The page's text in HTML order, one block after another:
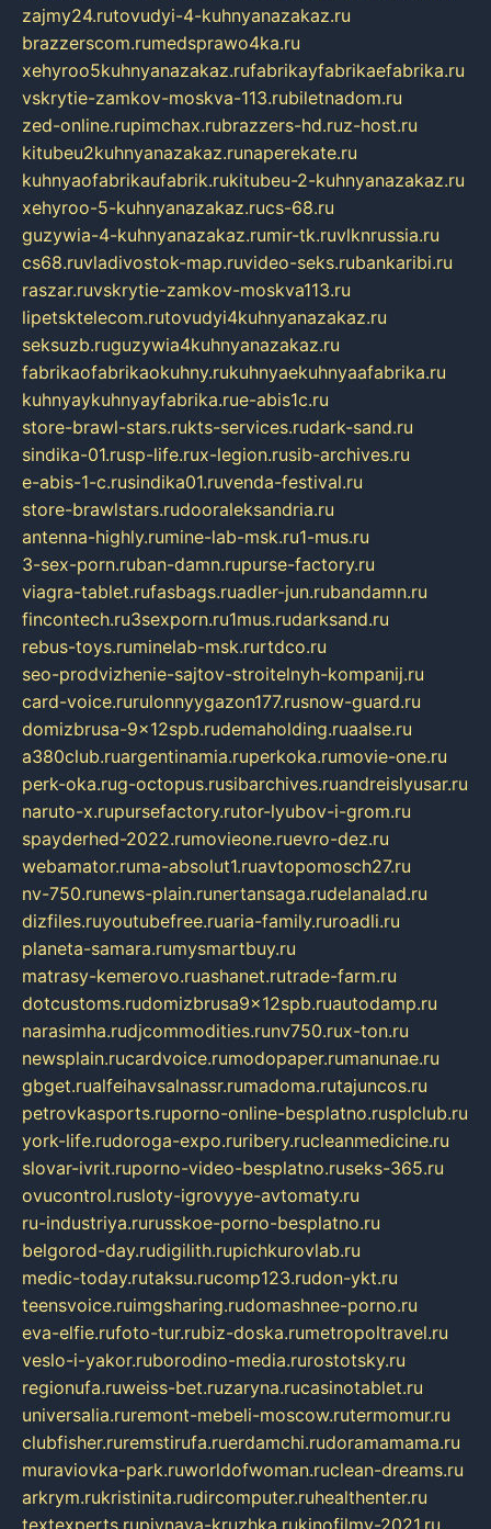
zajmy24.rutovudyi-4-kuhnyanazakaz.ru
brazzerscom.rumedsprawo4ka.ru
xehyroo5kuhnyanazakaz.rufabrikayfabrikaefabrika.ru
vskrytie-zamkov-moskva-113.rubiletnadom.ru
zed-online.rupimchax.rubrazzers-hd.ruz-host.ru
kitubeu2kuhnyanazakaz.runaperekate.ru
kuhnyaofabrikaufabrik.rukitubeu-2-kuhnyanazakaz.ru
xehyroo-5-kuhnyanazakaz.rucs-68.ru
guzywia-4-kuhnyanazakaz.rumir-tk.ruvlknrussia.ru
cs68.ruvladivostok-map.ruvideo-seks.rubankaribi.ru
raszar.ruvskrytie-zamkov-moskva113.ru
lipetsktelecom.rutovudyi4kuhnyanazakaz.ru
seksuzb.ruguzywia4kuhnyanazakaz.ru
fabrikaofabrikaokuhny.rukuhnyaekuhnyaafabrika.ru
kuhnyaykuhnyayfabrika.rue-abis1c.ru
store-brawl-stars.rukts-services.rudark-sand.ru
sindika-01.rusp-life.rux-legion.rusib-archives.ru
e-abis-1-c.rusindika01.ruvenda-festival.ru
store-brawlstars.rudooraleksandria.ru
antenna-highly.rumine-lab-msk.ru1-mus.ru
3-sex-porn.ruban-damn.rupurse-factory.ru
viagra-tablet.rufasbags.ruadler-jun.rubandamn.ru
fincontech.ru3sexporn.ru1mus.rudarksand.ru
rebus-toys.ruminelab-msk.rurtdco.ru
seo-prodvizhenie-sajtov-stroitelnyh-kompanij.ru
card-voice.rurulonnyygazon177.rusnow-guard.ru
domizbrusa-9x12spb.rudemaholding.ruaalse.ru
a380club.ruargentinamia.ruperkoka.rumovie-one.ru
perk-oka.rug-octopus.rusibarchives.ruandreislyusar.ru
naruto-x.rupursefactory.rutor-lyubov-i-grom.ru
spayderhed-2022.rumovieone.ruevro-dez.ru
webamator.ruma-absolut1.ruavtopomosch27.ru
nv-750.runews-plain.runertansaga.rudelanalad.ru
dizfiles.ruyoutubefree.ruaria-family.ruroadli.ru
planeta-samara.rumysmartbuy.ru
matrasy-kemerovo.ruashanet.rutrade-farm.ru
dotcustoms.rudomizbrusa9x12spb.ruautodamp.ru
narasimha.rudjcommodities.runv750.rux-ton.ru
newsplain.rucardvoice.rumodopaper.rumanunae.ru
gbget.rualfeihavsalnassr.rumadoma.rutajuncos.ru
petrovkasports.ruporno-online-besplatno.rusplclub.ru
york-life.rudoroga-expo.ruribery.rucleanmedicine.ru
slovar-ivrit.ruporno-video-besplatno.ruseks-365.ru
ovucontrol.rusloty-igrovyye-avtomaty.ru
ru-industriya.rurusskoe-porno-besplatno.ru
belgorod-day.rudigilith.rupichkurovlab.ru
medic-today.rutaksu.rucomp123.rudon-ykt.ru
teensvoice.ruimgsharing.rudomashnee-porno.ru
eva-elfie.rufoto-tur.rubiz-doska.rumetropoltravel.ru
veslo-i-yakor.ruborodino-media.rurostotsky.ru
regionufa.ruweiss-bet.ruzaryna.rucasinotablet.ru
universalia.ruremont-mebeli-moscow.rutermomur.ru
clubfisher.ruremstirufa.ruerdamchi.rudoramamama.ru
muraviovka-park.ruworldofwoman.ruclean-dreams.ru
arkrym.rukristinita.rudircomputer.ruhealthenter.ru
textexperts.rupivnaya-kruzhka.rukinofilmy-2021.ru